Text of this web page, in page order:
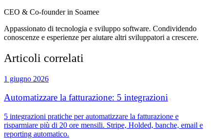
CEO & Co-founder in Soamee
Appassionato di tecnologia e sviluppo software. Condividendo
conoscenze e esperienze per aiutare altri sviluppatori a crescere.
Articoli correlati
1 giugno 2026
Automatizzare la fatturazione: 5 integrazioni
5 integrazioni pratiche per automatizzare la fatturazione e
risparmiare più di 20 ore mensili. Stripe, Holded, banche, email e
reporting automatico.